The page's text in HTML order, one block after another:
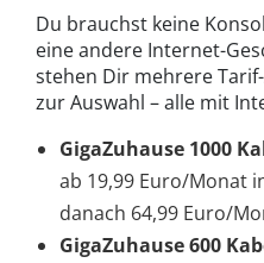
Du brauchst keine
eine andere Internet-
stehen Dir mehrere
zur Auswahl – alle mit
GigaZuhause 1000
ab 19,99 Euro/Monat
danach 64,99 Euro/
GigaZuhause 600